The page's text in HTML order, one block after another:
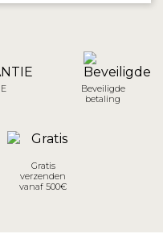
Beveiligde
betaling
Gratis
verzenden
vanaf 500€